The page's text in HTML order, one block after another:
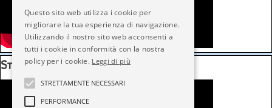
Salta blocco Storytelling Articoli
Storytelling Articoli
Questo sito web utilizza i cookie per
migliorare la tua esperienza di navigazione.
Utilizzando il nostro sito web acconsenti a
tutti i cookie in conformità con la nostra
policy per i cookie. Leggi di più
STRETTAMENTE NECESSARI
PERFORMANCE